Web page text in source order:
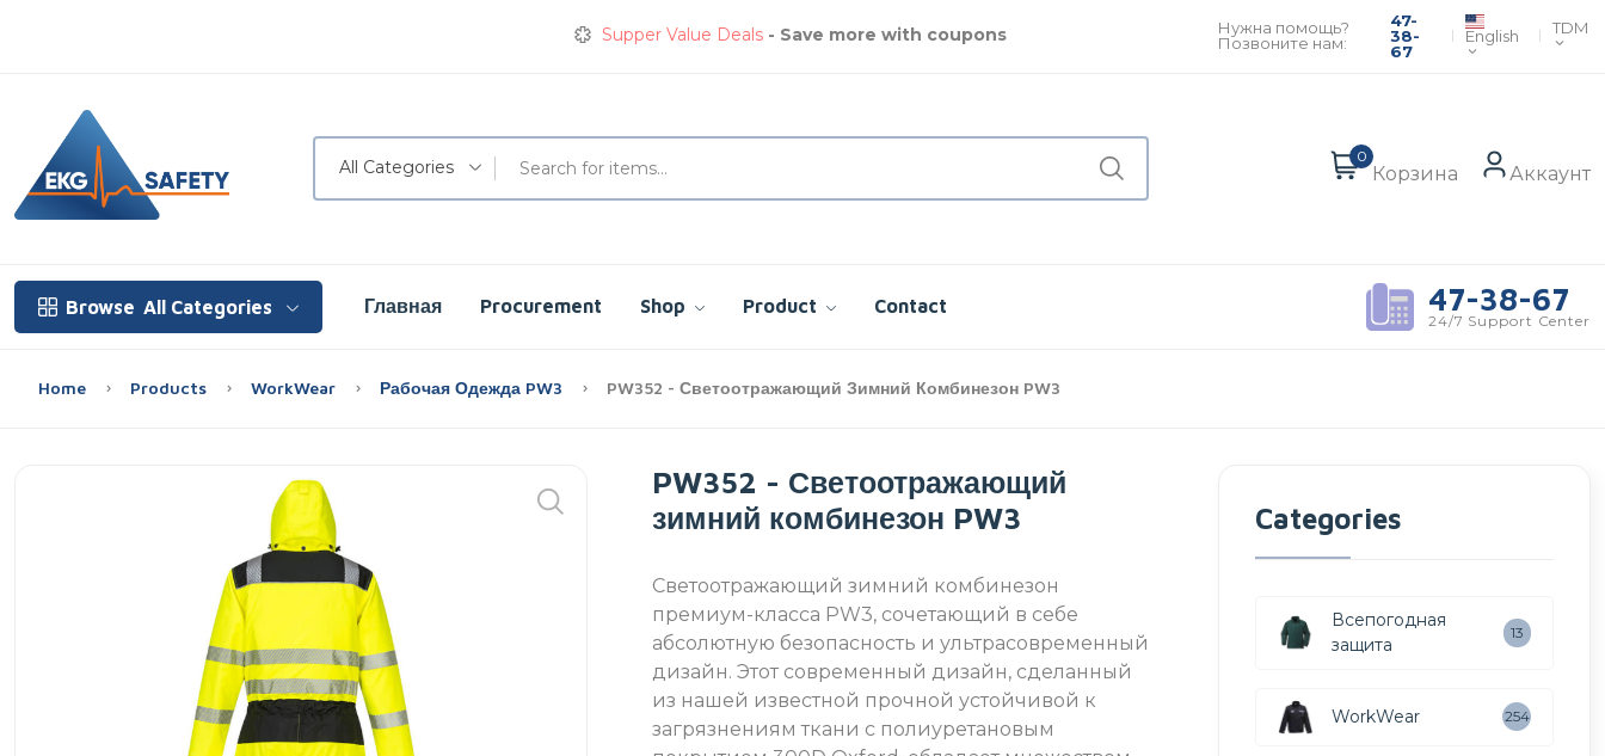
Get great devices up to 50% off View details
Нужна помощь?
Позвоните нам:
47-
38-
67
English TDM
All Categories
0
Корзина Аккаунт
Browse All Categories Главная Procurement Shop Product Contact 47-38-67
24/7 Support Center
Home Products WorkWear Рабочая Одежда PW3 PW352 - Светоотражающий Зимний Комбинезон PW3
PW352 - Светоотражающий
зимний комбинезон PW3
Светоотражающий зимний комбинезон
премиум-класса PW3, сочетающий в себе
абсолютную безопасность и ультрасовременный
дизайн. Этот современный дизайн, сделанный
из нашей известной прочной устойчивой к
загрязнениям ткани с полиуретановым
Categories
Всепогодная
защита
13
WorkWear 254